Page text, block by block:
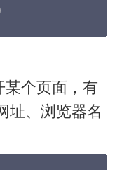
某个页面，有
址、浏览器名